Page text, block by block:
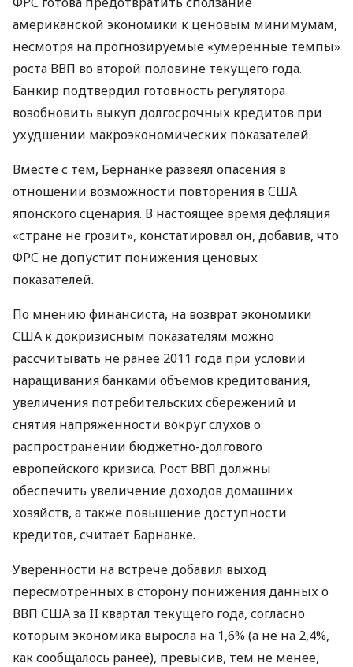
американской экономики к ценовым минимумам,
несмотря на прогнозируемые «умеренные темпы»
роста ВВП во второй половине текущего года.
Банкир подтвердил готовность регулятора
возобновить выкуп долгосрочных кредитов при
ухудшении макроэкономических показателей.
Вместе с тем, Бернанке развеял опасения в
отношении возможности повторения в США
японского сценария. В настоящее время дефляция
«стране не грозит», констатировал он, добавив, что
ФРС не допустит понижения ценовых
показателей.
По мнению финансиста, на возврат экономики
США к докризисным показателям можно
рассчитывать не ранее 2011 года при условии
наращивания банками объемов кредитования,
увеличения потребительских сбережений и
снятия напряженности вокруг слухов о
распространении бюджетно-долгового
европейского кризиса. Рост ВВП должны
обеспечить увеличение доходов домашних
хозяйств, а также повышение доступности
кредитов, считает Барнанке.
Уверенности на встрече добавил выход
пересмотренных в сторону понижения данных о
ВВП США за II квартал текущего года, согласно
которым экономика выросла на 1,6% (а не на 2,4%,
как сообщалось ранее), превысив, тем не менее,